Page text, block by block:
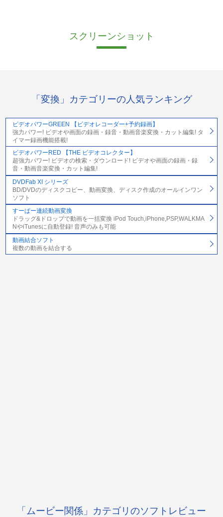
スクリーンショット
「変換」カテゴリーの人気ランキング
ビデオパワーGREEN 【ビデオレコーダー+予約録画】
強力パワー! ビデオや画面の録画・録音・動画音楽変換・カット編集! タ
イマー録画機能搭載!
ビデオパワーRED 【THE ビデオコレクター】
超強力パワー! ビデオの検索・ダウンロード! ビデオや画面の録画・録
音・動画音楽変換・カット編集!
DVDFab XI シリーズ
BD/DVDのディスクコピー、動画変換、ディスク作成のオールインワン
ソフト
すーぱー連続動画変換
ドラッグ&ドロップで動画を一括変換 iPod Touch,iPhone,PSP,WALKMA
NやiTunesに自動登録! 音声のみも可能
動画結合ソフト
複数の動画を結合する
「ムービー関係」カテゴリのソフトレビュー